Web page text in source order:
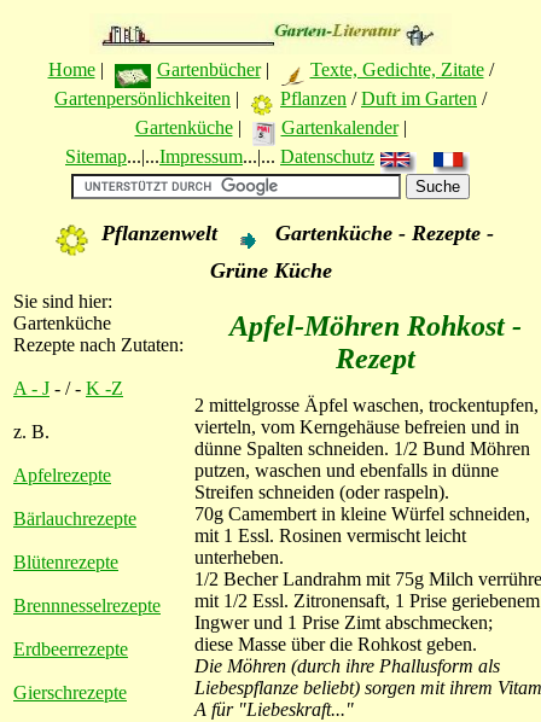
Home| Gartenbücher| Texte, Gedichte, Zitate/
Gartenpersönlichkeiten | Pflanzen /Duft im Garten /
Gartenküche| Gartenkalender|
Sitemap...|...Impressum...|... Datenschutz
Pflanzenwelt
Gartenküche - Rezepte -
Grüne Küche
Sie sind hier:
Gartenküche
Rezepte nach Zutaten:
A - J - / - K -Z
z. B.
Apfelrezepte
Bärlauchrezepte
Blütenrezepte
Brennnesselrezepte
Erdbeerrezepte
Gierschrezepte
Apfel-Möhren Rohkost -
Rezept
2 mittelgrosse Äpfel waschen, trockentupfen,
vierteln, vom Kerngehäuse befreien und in
dünne Spalten schneiden. 1/2 Bund Möhren
putzen, waschen und ebenfalls in dünne
Streifen schneiden (oder raspeln).
70g Camembert in kleine Würfel schneiden,
mit 1 Essl. Rosinen vermischt leicht
unterheben.
1/2 Becher Landrahm mit 75g Milch
mit 1/2 Essl. Zitronensaft, 1 Prise geriebenem
Ingwer und 1 Prise Zimt abschmecken;
diese Masse über die Rohkost geben.
Die Möhren (durch ihre Phallusform als
Liebespflanze beliebt) sorgen mit ihrem
A für "Liebeskraft..."